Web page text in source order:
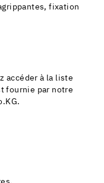
fixation
accéder à la liste
fournie par notre